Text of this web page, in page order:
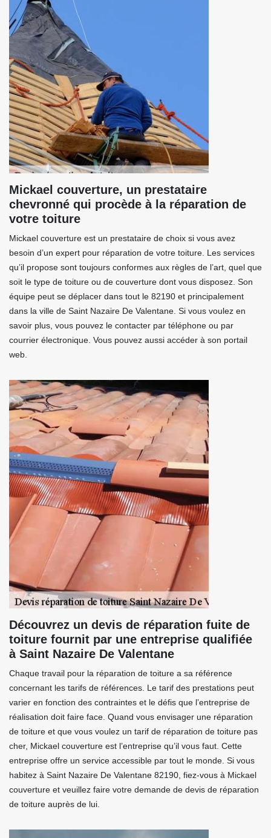
Mickael couverture, un prestataire
chevronné qui procède à la réparation de
votre toiture
Mickael couverture est un prestataire de choix si vous avez
besoin d’un expert pour réparation de votre toiture. Les services
qu’il propose sont toujours conformes aux règles de l’art, quel que
soit le type de toiture ou de couverture dont vous disposez. Son
équipe peut se déplacer dans tout le 82190 et principalement
dans la ville de Saint Nazaire De Valentane. Si vous voulez en
savoir plus, vous pouvez le contacter par téléphone ou par
courrier électronique. Vous pouvez aussi accéder à son portail
web.
Découvrez un devis de réparation fuite de
toiture fournit par une entreprise qualifiée
à Saint Nazaire De Valentane
Chaque travail pour la réparation de toiture a sa référence
concernant les tarifs de références. Le tarif des prestations peut
varier en fonction des contraintes et le défis que l’entreprise de
réalisation doit faire face. Quand vous envisager une réparation
de toiture et que vous voulez un tarif de réparation de toiture pas
cher, Mickael couverture est l’entreprise qu’il vous faut. Cette
entreprise offre un service accessible par tout le monde. Si vous
habitez à Saint Nazaire De Valentane 82190, fiez-vous à Mickael
couverture et veuillez faire votre demande de devis de réparation
de toiture auprès de lui.